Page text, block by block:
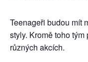
Teenageři budou mít
styly. Kromě toho
různých akcích.